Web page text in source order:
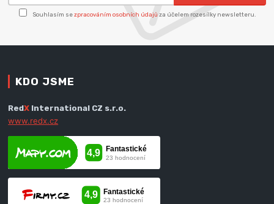
Souhlasím sezpracováním osobních údajů za účelem rozesílky newsletteru.
KDO JSME
RedX International CZ s.r.o.
www.redx.cz